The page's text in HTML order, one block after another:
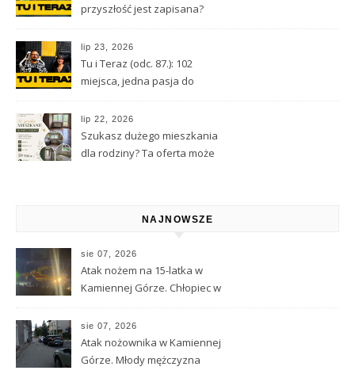
przyszłość jest zapisana?
astrologii i przeznaczeniu
lip 23, 2026
Tu i Teraz (odc. 87.): 102
miejsca, jedna pasja do
lip 22, 2026
Szukasz dużego mieszkania
dla rodziny? Ta oferta może
NAJNOWSZE
sie 07, 2026
Atak nożem na 15-latka w
Kamiennej Górze. Chłopiec w
przetransportowany
śmigłowcem LPR
sie 07, 2026
Atak nożownika w Kamiennej
Górze. Młody mężczyzna